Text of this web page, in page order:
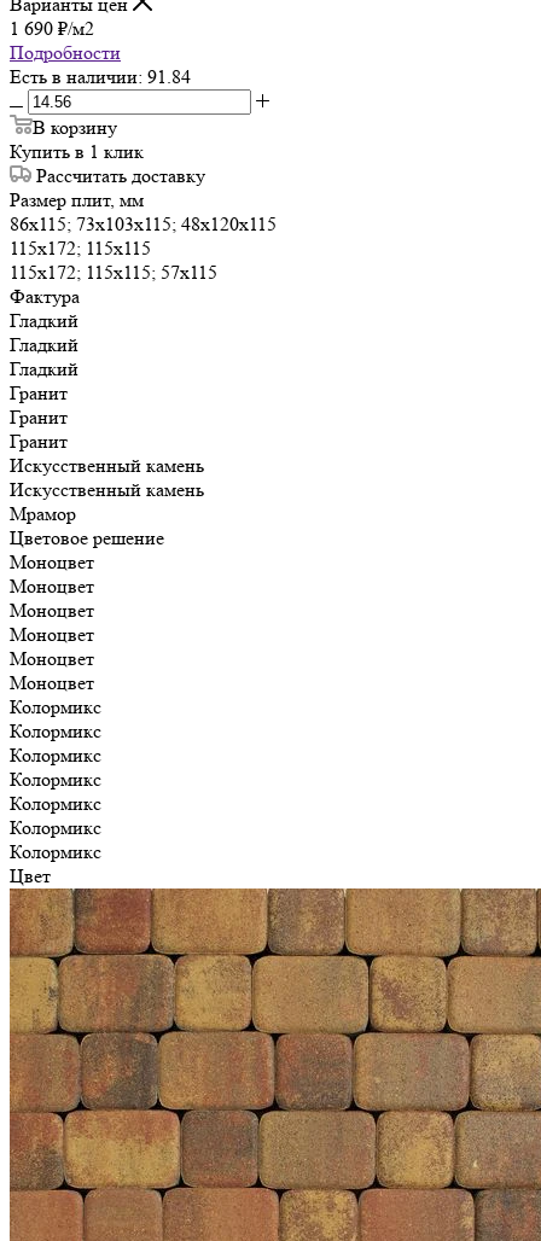
1 690 ₽/м2
Подробности
Есть в наличии: 91.84
В корзину
Купить в 1 клик
Рассчитать доставку
Размер плит, мм
86х115; 73х103х115; 48х120х115
115х172; 115х115
115х172; 115х115; 57х115
Фактура
Гладкий
Гладкий
Гладкий
Гранит
Гранит
Гранит
Искусственный камень
Искусственный камень
Мрамор
Цветовое решение
Моноцвет
Моноцвет
Моноцвет
Моноцвет
Моноцвет
Моноцвет
Колормикс
Колормикс
Колормикс
Колормикс
Колормикс
Колормикс
Колормикс
Цвет